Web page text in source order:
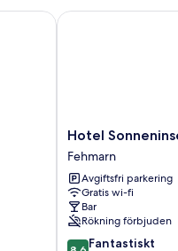
Hotel
Sonneninsel
Fehmarn
Fehmarn
Hotel
Fehmarn
Avgiftsfri parkering
Gratis wi-fi
Bar
Rökning förbjuden
8.6 Fantastiskt
Hotel Sonneninsel